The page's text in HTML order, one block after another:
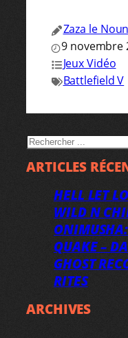
Zaza le
9 novembre
Jeux Vidéo
Battlefield V
RECHERCHER
ARTICLES
HELL LET
WILD N
QUAKE –
GHOST
RITES
ARCHIVES